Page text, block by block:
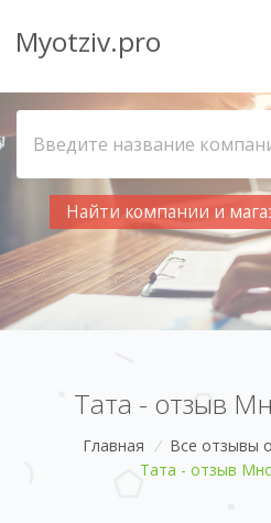
Myotziv.pro
Найти компании и
Тата - отзыв
Главная / Все отзывы
Тата - отзыв